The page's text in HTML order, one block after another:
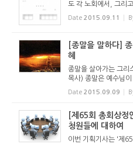
도 각 노회에서, 그리
안건을 헌의하였습니
치리를 중요시합니다
Date 2015.09.11
[종말을 말하다]
혜
종말을 살아가는 그리
목사) 종말은 예수님
님이 세상에 재림하
든 사람을 심판하실
Date 2015.09.09
[제65회 총회상정
청원들에 대하여
이번 기획기사는 '제